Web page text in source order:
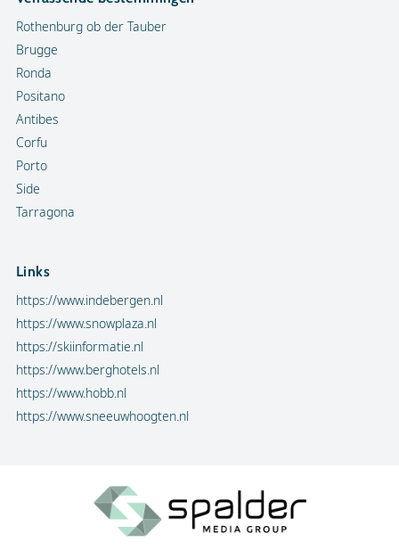
Rothenburg ob der Tauber
Brugge
Ronda
Positano
Antibes
Corfu
Porto
Side
Tarragona
Links
https://www.indebergen.nl
https://www.snowplaza.nl
https://skiinformatie.nl
https://www.berghotels.nl
https://www.hobb.nl
https://www.sneeuwhoogten.nl